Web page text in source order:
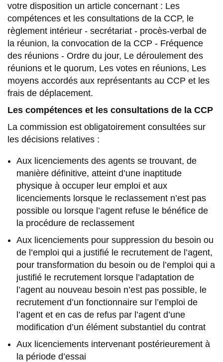
votre disposition un article concernant : Les
compétences et les consultations de la CCP, le
règlement intérieur - secrétariat - procès-verbal de
la réunion, la convocation de la CCP - Fréquence
des réunions - Ordre du jour, Le déroulement des
réunions et le quorum, Les votes en réunions, Les
moyens accordés aux représentants au CCP et les
frais de déplacement.
Les compétences et les consultations de la CCP
La commission est obligatoirement consultées sur
les décisions relatives :
Aux licenciements des agents se trouvant, de
manière définitive, atteint d’une inaptitude
physique à occuper leur emploi et aux
licenciements lorsque le reclassement n’est pas
possible ou lorsque l’agent refuse le bénéfice de
la procédure de reclassement
Aux licenciements pour suppression du besoin ou
de l’emploi qui a justifié le recrutement de l’agent,
pour transformation du besoin ou de l’emploi qui a
justifié le recrutement lorsque l’adaptation de
l’agent au nouveau besoin n’est pas possible, le
recrutement d’un fonctionnaire sur l’emploi de
l’agent et en cas de refus par l’agent d’une
modification d’un élément substantiel du contrat
Aux licenciements intervenant postérieurement à
la période d’essai